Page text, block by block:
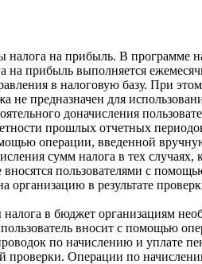
на прибыль. В программе
на прибыль выполняется
в налоговую базу. При
не предназначен для
доначисления
прошлых отчетных
операции, введенной
сумм налога в тех
пользователями с
организацию в результате
в бюджет организациям
вносит с помощью
по начислению и уплате
проверки. Операции по